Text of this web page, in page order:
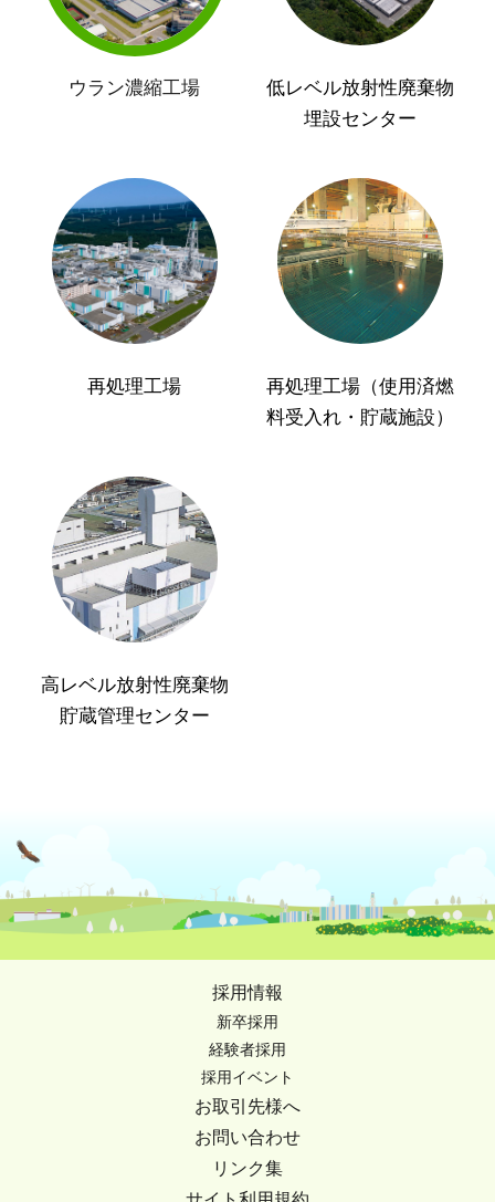
ウラン濃縮工場
低レベル放射性廃棄物
埋設センター
再処理工場
再処理工場（使用済燃
料受入れ・貯蔵施設）
高レベル放射性廃棄物
貯蔵管理センター
採用情報
新卒採用
経験者採用
採用イベント
お取引先様へ
お問い合わせ
リンク集